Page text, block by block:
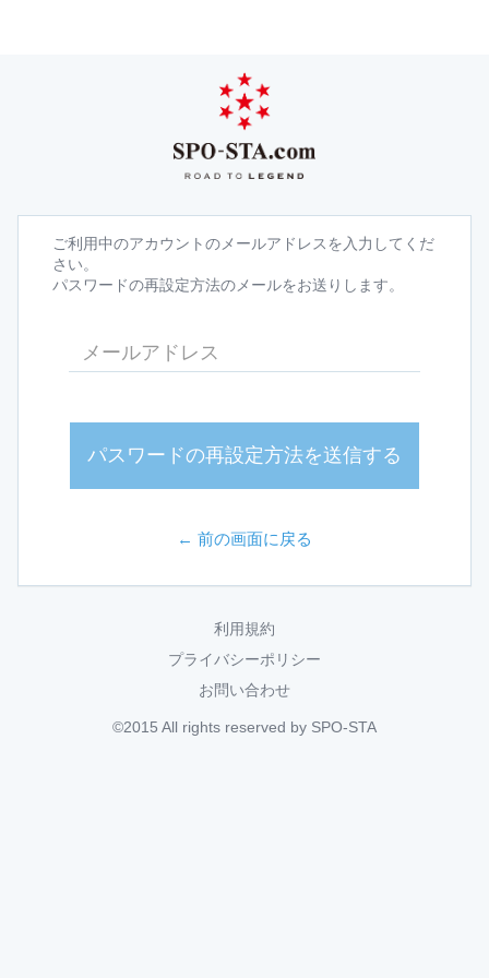
ご利用中のアカウントのメールアドレスを入力してくだ
さい。
パスワードの再設定方法のメールをお送りします。
パスワードの再設定方法を送信する
← 前の画面に戻る
利用規約
プライバシーポリシー
お問い合わせ
©2015 All rights reserved by SPO-STA